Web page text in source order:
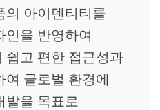
의 아이덴티티를
인을 반영하여
쉽고 편한 접근성과
글로벌 환경에
발을 목표로